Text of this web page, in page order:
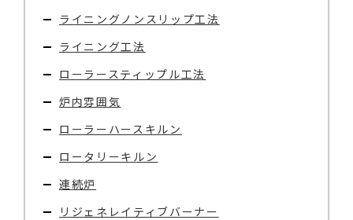
ライニングノンスリップ工法
ライニング工法
ローラースティップル工法
炉内雰囲気
ローラーハースキルン
ロータリーキルン
連続炉
リジェネレイティブバーナー